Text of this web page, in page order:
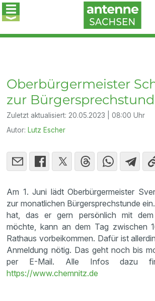
Oberbürgermeister
zur
Zuletzt aktualisiert: 20.05.2023 | 08:00 Uhr
Autor: Lutz Escher
Am 1. Juni lädt Oberbürgermeister
zur monatlichen Bürgersprechstunde
hat, das er gern persönlich mit dem
möchte, kann an dem Tag zwischen
Rathaus vorbeikommen. Dafür ist
Anmeldung nötig. Das geht noch bis
per E-Mail. Alle Infos dazu
https://www.chemnitz.de